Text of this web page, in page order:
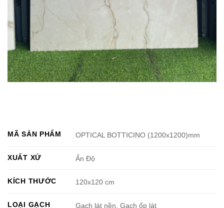
MÃ SẢN PHẨM OPTICAL BOTTICINO (1200x1200)mm
XUẤT XỨ Ấn Độ
KÍCH THƯỚC 120x120 cm
LOẠI GẠCH Gạch lát nền, Gạch ốp lát